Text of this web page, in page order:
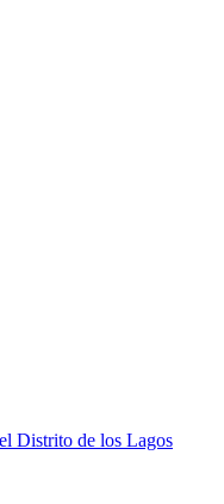
Distrito de los Lagos